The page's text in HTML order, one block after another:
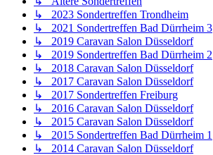
↳ 2023 Sondertreffen Trondheim
↳ 2021 Sondertreffen Bad Dürrheim 3
↳ 2019 Caravan Salon Düsseldorf
↳ 2019 Sondertreffen Bad Dürrheim 2
↳ 2018 Caravan Salon Düsseldorf
↳ 2017 Caravan Salon Düsseldorf
↳ 2017 Sondertreffen Freiburg
↳ 2016 Caravan Salon Düsseldorf
↳ 2015 Caravan Salon Düsseldorf
↳ 2015 Sondertreffen Bad Dürrheim 1
↳ 2014 Caravan Salon Düsseldorf